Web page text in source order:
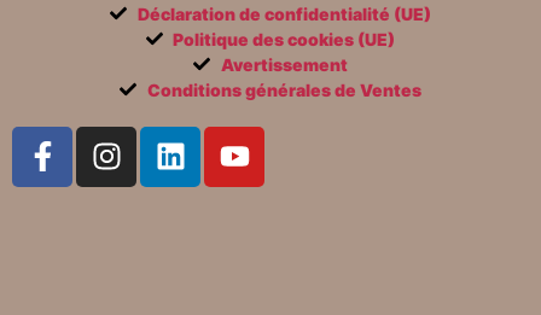
Déclaration de confidentialité (UE)
Politique des cookies (UE)
Avertissement
Conditions générales de Ventes